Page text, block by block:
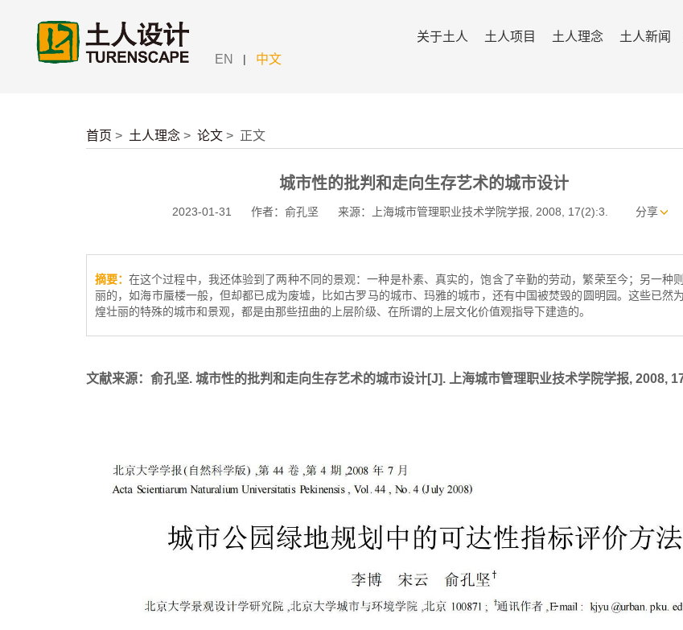
EN | 中文
关于土人 土人项目 土人理念 土人新闻
首页 > 土人理念 > 论文 > 正文
城市性的批判和走向生存艺术的城市设计
2023-01-31 作者：俞孔坚 来源：上海城市管理职业技术学院学报, 2008, 17(2):3. 分享
摘要： 在这个过程中，我还体验到了两种不同的景观：一种是朴素、真实的，饱含了辛勤的劳动，繁荣至今；另一种
丽的，如海市蜃楼一般，但却都已成为废墟，比如古罗马的城市、玛雅的城市，还有中国被焚毁的圆明园。这些已然
煌壮丽的特殊的城市和景观，都是由那些扭曲的上层阶级、在所谓的上层文化价值观指导下建造的。
文献来源：俞孔坚. 城市性的批判和走向生存艺术的城市设计[J]. 上海城市管理职业技术学院学报, 2008,